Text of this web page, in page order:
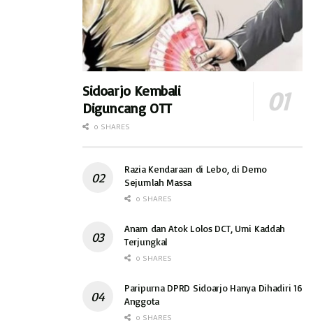
Sidoarjo Kembali
Diguncang OTT
0 SHARES
Razia Kendaraan di Lebo, di Demo
Sejumlah Massa
0 SHARES
Anam dan Atok Lolos DCT, Umi Kaddah
Terjungkal
0 SHARES
Paripurna DPRD Sidoarjo Hanya Dihadiri 16
Anggota
0 SHARES